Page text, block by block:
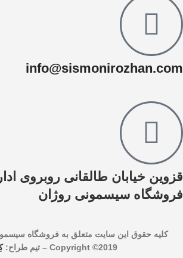
info@sismonirozhan.com
قزوین خیابان طالقانی روبروی
فروشگاه سیسمونی روژان
کليه حقوق اين سايت متعلق به فروشگاه
Copyright ©2019 –
تیم طراح: